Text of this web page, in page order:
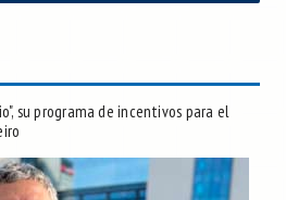
su programa de incentivos para el